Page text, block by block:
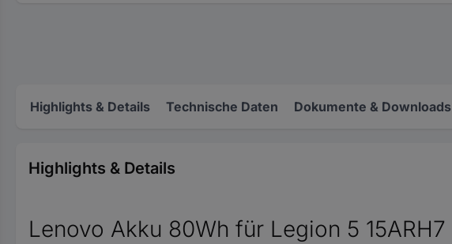
Highlights & Details Technische Daten Dokumente & Downloads
Highlights & Details
Lenovo Akku 80Wh für Legion 5 15ARH7